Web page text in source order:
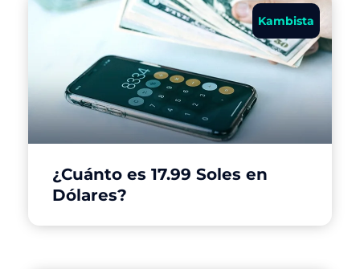
Kambista
¿Cuánto es 17.99 Soles en
Dólares?